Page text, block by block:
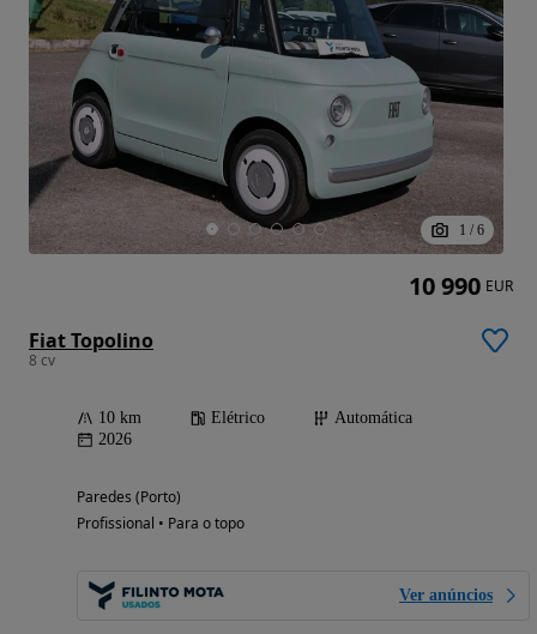
1 / 6
Fiat Topolino
8 cv
10 km Elétrico
Automática
2026
Paredes (Porto)
Profissional • Para o topo
Ver anúncios
10 990 EUR